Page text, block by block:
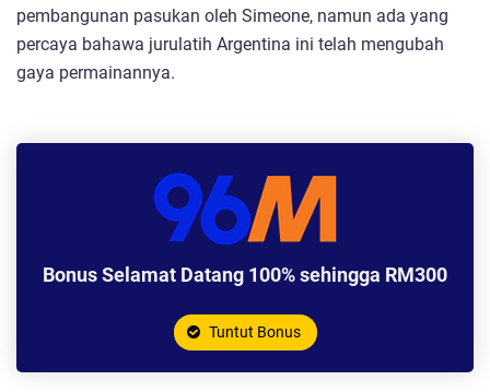
pembangunan pasukan oleh Simeone, namun ada yang
percaya bahawa jurulatih Argentina ini telah mengubah
gaya permainannya.
Bonus Selamat Datang 100% sehingga RM300
Tuntut Bonus